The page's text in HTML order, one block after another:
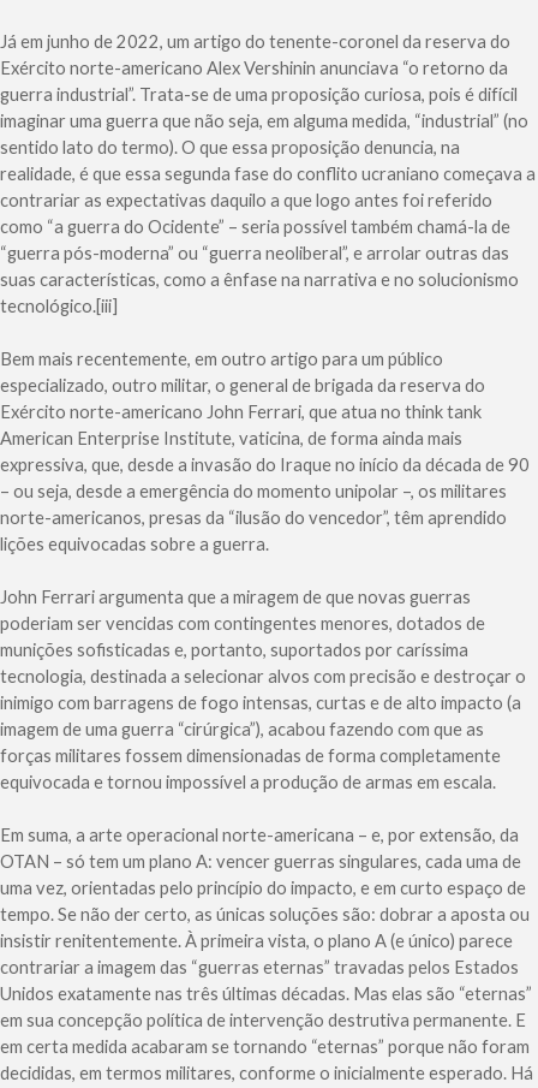
Já em junho de 2022, um artigo do tenente-coronel da reserva do
Exército norte-americano Alex Vershinin anunciava “o retorno da
guerra industrial”. Trata-se de uma proposição curiosa, pois é difícil
imaginar uma guerra que não seja, em alguma medida, “industrial” (no
sentido lato do termo). O que essa proposição denuncia, na
realidade, é que essa segunda fase do conflito ucraniano começava a
contrariar as expectativas daquilo a que logo antes foi referido
como “a guerra do Ocidente” – seria possível também chamá-la de
“guerra pós-moderna” ou “guerra neoliberal”, e arrolar outras das
suas características, como a ênfase na narrativa e no solucionismo
tecnológico.[iii]
Bem mais recentemente, em outro artigo para um público
especializado, outro militar, o general de brigada da reserva do
Exército norte-americano John Ferrari, que atua no think tank
American Enterprise Institute, vaticina, de forma ainda mais
expressiva, que, desde a invasão do Iraque no início da década de 90
– ou seja, desde a emergência do momento unipolar –, os militares
norte-americanos, presas da “ilusão do vencedor”, têm aprendido
lições equivocadas sobre a guerra.
John Ferrari argumenta que a miragem de que novas guerras
poderiam ser vencidas com contingentes menores, dotados de
munições sofisticadas e, portanto, suportados por caríssima
tecnologia, destinada a selecionar alvos com precisão e destroçar o
inimigo com barragens de fogo intensas, curtas e de alto impacto (a
imagem de uma guerra “cirúrgica”), acabou fazendo com que as
forças militares fossem dimensionadas de forma completamente
equivocada e tornou impossível a produção de armas em escala.
Em suma, a arte operacional norte-americana – e, por extensão, da
OTAN – só tem um plano A: vencer guerras singulares, cada uma de
uma vez, orientadas pelo princípio do impacto, e em curto espaço de
tempo. Se não der certo, as únicas soluções são: dobrar a aposta ou
insistir renitentemente. À primeira vista, o plano A (e único) parece
contrariar a imagem das “guerras eternas” travadas pelos Estados
Unidos exatamente nas três últimas décadas. Mas elas são “eternas”
em sua concepção política de intervenção destrutiva permanente. E
em certa medida acabaram se tornando “eternas” porque não foram
decididas, em termos militares, conforme o inicialmente esperado. Há